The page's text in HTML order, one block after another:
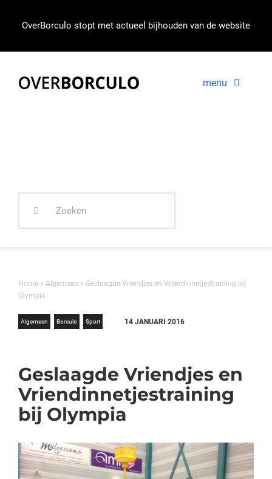
OverBorculo stopt met actueel bijhouden van de website
menu
IN BEELD
Home» Algemeen » Geslaagde Vriendjes en Vriendinnetjestraining bij
Olympia
Algemeen Borculo Sport 14 JANUARI 2016
Geslaagde Vriendjes en
Vriendinnetjestraining
bij Olympia